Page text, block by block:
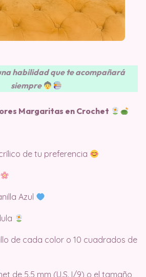
habilidad que te acompañará
siempre
Margaritas en Crochet
de tu preferencia
Azul
de cada color o 10 cuadrados de
de 5.5 mm (U.S. I/9) o el tamaño